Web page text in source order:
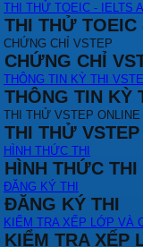
THI THỬ TOEIC - IELTS
THI THỬ TOEIC
CHỨNG CHỈ VSTEP
CHỨNG CHỈ
THÔNG TIN KỲ THI
THÔNG TIN KỲ
THI THỬ VSTEP ONLINE
THI THỬ
HÌNH THỨC THI
HÌNH THỨC THI
ĐĂNG KÝ THI
ĐĂNG KÝ THI
KIỂM TRA XẾP LỚP VÀ
KIỂM TRA XẾP